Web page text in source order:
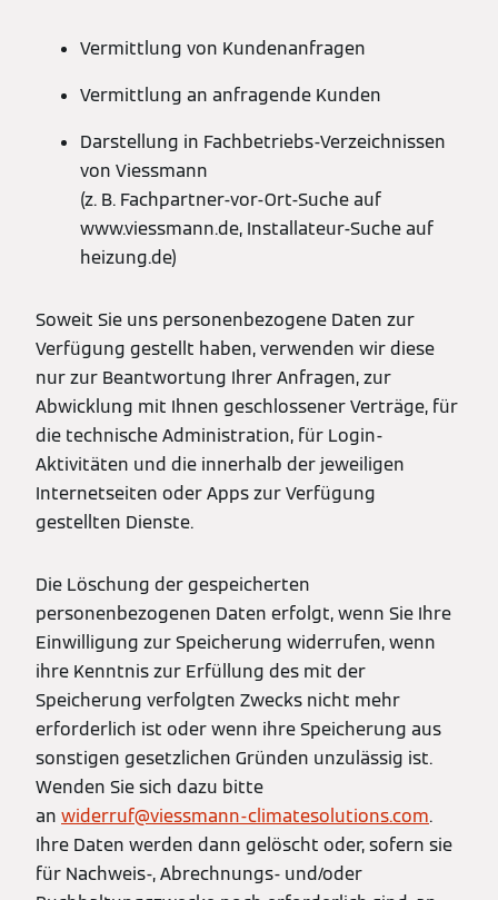
Vermittlung von Kundenanfragen
Vermittlung an anfragende Kunden
Darstellung in Fachbetriebs-Verzeichnissen
von Viessmann
(z. B. Fachpartner-vor-Ort-Suche auf
www.viessmann.de, Installateur-Suche auf
heizung.de)
Soweit Sie uns personenbezogene Daten zur
Verfügung gestellt haben, verwenden wir diese
nur zur Beantwortung Ihrer Anfragen, zur
Abwicklung mit Ihnen geschlossener Verträge, für
die technische Administration, für Login-
Aktivitäten und die innerhalb der jeweiligen
Internetseiten oder Apps zur Verfügung
gestellten Dienste.
Die Löschung der gespeicherten
personenbezogenen Daten erfolgt, wenn Sie Ihre
Einwilligung zur Speicherung widerrufen, wenn
ihre Kenntnis zur Erfüllung des mit der
Speicherung verfolgten Zwecks nicht mehr
erforderlich ist oder wenn ihre Speicherung aus
sonstigen gesetzlichen Gründen unzulässig ist.
Wenden Sie sich dazu bitte
an widerruf@viessmann-climatesolutions.com.
Ihre Daten werden dann gelöscht oder, sofern sie
für Nachweis-, Abrechnungs- und/oder